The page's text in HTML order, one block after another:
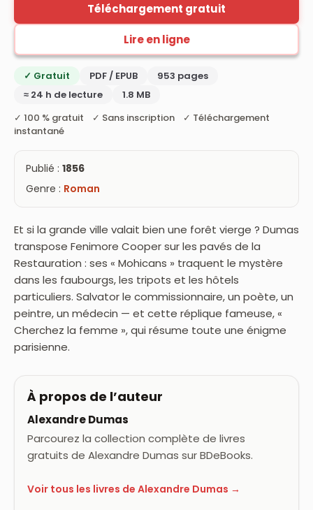
Téléchargement gratuit
Lire en ligne
✓ Gratuit PDF / EPUB
953 pages
≈ 24 h de lecture
1.8 MB
✓ 100 % gratuit ✓ Sans inscription ✓ Téléchargement
instantané
Publié : 1856
Genre : Roman
Et si la grande ville valait bien une forêt vierge ? Dumas
transpose Fenimore Cooper sur les pavés de la
Restauration : ses « Mohicans » traquent le mystère
dans les faubourgs, les tripots et les hôtels
particuliers. Salvator le commissionnaire, un poète, un
peintre, un médecin — et cette réplique fameuse, «
Cherchez la femme », qui résume toute une énigme
parisienne.
À propos de l’auteur
Alexandre Dumas
Parcourez la collection complète de livres
gratuits de Alexandre Dumas sur BDeBooks.
Voir tous les livres de Alexandre Dumas →